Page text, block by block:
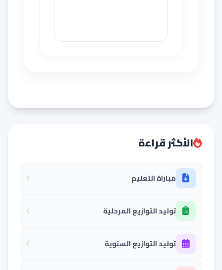
الأكثر قراءة
مباراة التعليم
توليد التوازيع المرحلية
توليد التوازيع السنوية